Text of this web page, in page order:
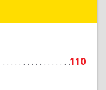
110
Подробнее